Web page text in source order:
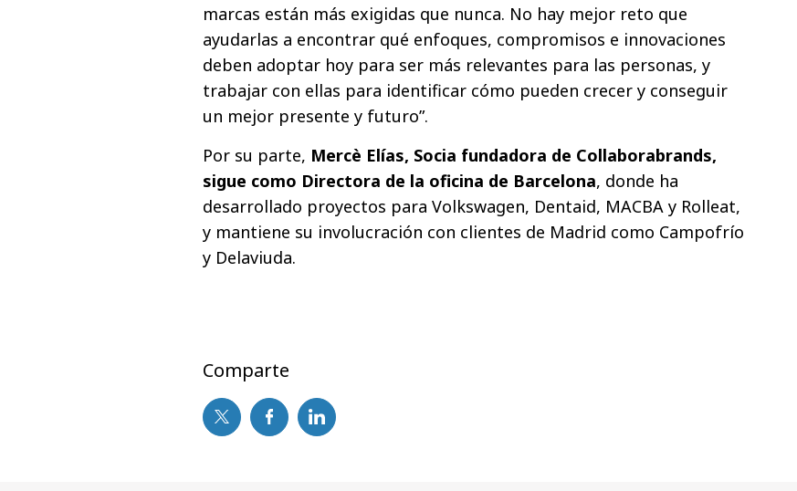
marcas están más exigidas que nunca. No hay mejor reto que
ayudarlas a encontrar qué enfoques, compromisos e innovaciones
deben adoptar hoy para ser más relevantes para las personas, y
trabajar con ellas para identificar cómo pueden crecer y conseguir
un mejor presente y futuro”.
Por su parte, Mercè Elías, Socia fundadora de Collaborabrands,
sigue como Directora de la oficina de Barcelona, donde ha
desarrollado proyectos para Volkswagen, Dentaid, MACBA y Rolleat,
y mantiene su involucración con clientes de Madrid como Campofrío
y Delaviuda.
Comparte